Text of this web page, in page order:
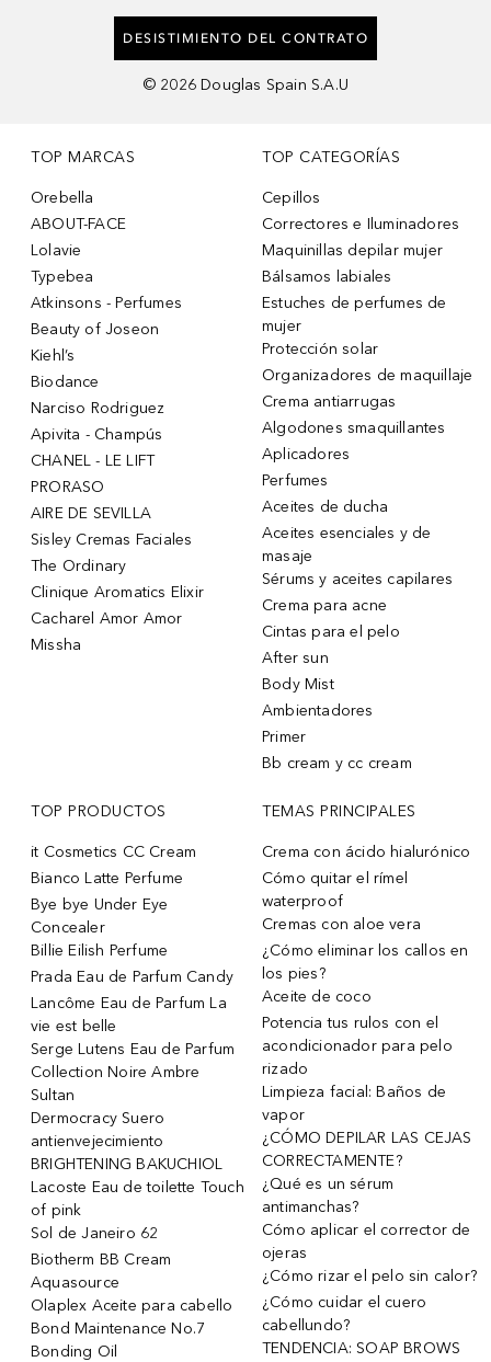
DESISTIMIENTO DEL CONTRATO
© 2026 Douglas Spain S.A.U
TOP MARCAS
Orebella
ABOUT-FACE
Lolavie
Typebea
Atkinsons - Perfumes
Beauty of Joseon
Kiehl’s
Biodance
Narciso Rodriguez
Apivita - Champús
CHANEL - LE LIFT
PRORASO
AIRE DE SEVILLA
Sisley Cremas Faciales
The Ordinary
Clinique Aromatics Elixir
Cacharel Amor Amor
Missha
TOP CATEGORÍAS
Cepillos
Correctores e Iluminadores
Maquinillas depilar mujer
Bálsamos labiales
Estuches de perfumes de
mujer
Protección solar
Organizadores de maquillaje
Crema antiarrugas
Algodones smaquillantes
Aplicadores
Perfumes
Aceites de ducha
Aceites esenciales y de
masaje
Sérums y aceites capilares
Crema para acne
Cintas para el pelo
After sun
Body Mist
Ambientadores
Primer
Bb cream y cc cream
TOP PRODUCTOS
it Cosmetics CC Cream
Bianco Latte Perfume
Bye bye Under Eye
Concealer
Billie Eilish Perfume
Prada Eau de Parfum Candy
Lancôme Eau de Parfum La
vie est belle
Serge Lutens Eau de Parfum
Collection Noire Ambre
Sultan
Dermocracy Suero
antienvejecimiento
BRIGHTENING BAKUCHIOL
Lacoste Eau de toilette Touch
of pink
Sol de Janeiro 62
Biotherm BB Cream
Aquasource
Olaplex Aceite para cabello
Bond Maintenance No.7
Bonding Oil
TEMAS PRINCIPALES
Crema con ácido hialurónico
Cómo quitar el rímel
waterproof
Cremas con aloe vera
¿Cómo eliminar los callos en
los pies?
Aceite de coco
Potencia tus rulos con el
acondicionador para pelo
rizado
Limpieza facial: Baños de
vapor
¿CÓMO DEPILAR LAS CEJAS
CORRECTAMENTE?
¿Qué es un sérum
antimanchas?
Cómo aplicar el corrector de
ojeras
¿Cómo rizar el pelo sin calor?
¿Cómo cuidar el cuero
cabellundo?
TENDENCIA: SOAP BROWS